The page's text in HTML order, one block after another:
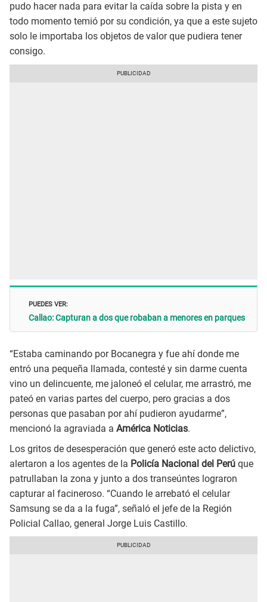
pudo hacer nada para evitar la caída sobre la pista y en
todo momento temió por su condición, ya que a este sujeto
solo le importaba los objetos de valor que pudiera tener
consigo.
PUEDES VER:
Callao: Capturan a dos que robaban a menores en parques
“Estaba caminando por Bocanegra y fue ahí donde me
entró una pequeña llamada, contesté y sin darme cuenta
vino un delincuente, me jaloneó el celular, me arrastró, me
pateó en varias partes del cuerpo, pero gracias a dos
personas que pasaban por ahí pudieron ayudarme”,
mencionó la agraviada a América Noticias.
Los gritos de desesperación que generó este acto delictivo,
alertaron a los agentes de la Policía Nacional del Perú que
patrullaban la zona y junto a dos transeúntes lograron
capturar al facineroso. “Cuando le arrebató el celular
Samsung se da a la fuga”, señaló el jefe de la Región
Policial Callao, general Jorge Luis Castillo.